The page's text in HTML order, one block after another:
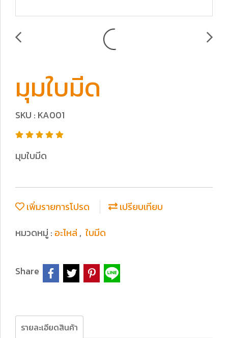
มุมใบมีด
SKU : KA001
มุมใบมีด
เพิ่มรายการโปรด
เปรียบเทียบ
หมวดหมู่ : อะไหล่ , ใบมีด
Share
รายละเอียดสินค้า